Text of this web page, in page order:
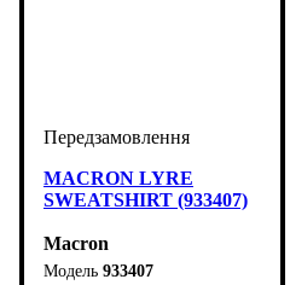
MACRON LYRE
SWEATSHIRT (933407)
Macron
933407